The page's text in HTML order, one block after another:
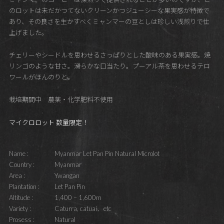
のロットは未だかつてないクリーンかつジューシーな果実感が特徴で
あり、その良さを生かすべくミャンマーの豆としは珍しい浅煎りで仕
上げました。
チェリーやシードルを思わせるさっぱりとした酸味のある果実感。焼
リンゴのような甘さ。滑らかな口当たり。プーアル茶を思わせるテロ
ワールがほんのりと。
栽培期間中 農薬・化学肥料不使用
マイクロロット 数量限定！
Name :
Myanmar Let Pan Pin Natural Microlot
Country :
Myanmar
Area :
Ywangan
Plantation :
Let Pan Pin
Altitude :
1,400 – 1,600m
Variety :
Caturra, catuai、etc
Prosess :
Natural